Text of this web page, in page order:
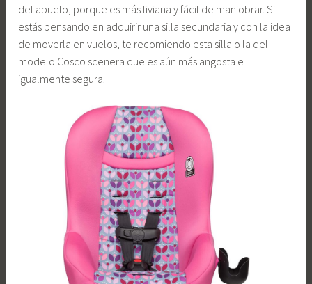
del abuelo, porque es más liviana y fácil de maniobrar. Si
estás pensando en adquirir una silla secundaria y con la idea
de moverla en vuelos, te recomiendo esta silla o la del
modelo Cosco scenera que es aún más angosta e
igualmente segura.